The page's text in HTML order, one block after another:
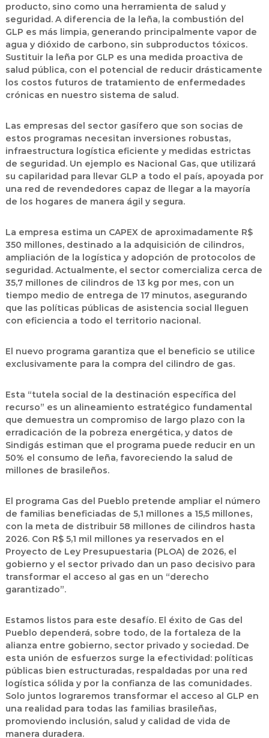
producto, sino como una herramienta de salud y
seguridad. A diferencia de la leña, la combustión del
GLP es más limpia, generando principalmente vapor de
agua y dióxido de carbono, sin subproductos tóxicos.
Sustituir la leña por GLP es una medida proactiva de
salud pública, con el potencial de reducir drásticamente
los costos futuros de tratamiento de enfermedades
crónicas en nuestro sistema de salud.
Las empresas del sector gasífero que son socias de
estos programas necesitan inversiones robustas,
infraestructura logística eficiente y medidas estrictas
de seguridad. Un ejemplo es Nacional Gas, que utilizará
su capilaridad para llevar GLP a todo el país, apoyada por
una red de revendedores capaz de llegar a la mayoría
de los hogares de manera ágil y segura.
La empresa estima un CAPEXde aproximadamente R$
350 millones, destinado a la adquisición de cilindros,
ampliación de la logística y adopción de protocolos de
seguridad. Actualmente, el sector comercializa cerca de
35,7 millones de cilindros de 13 kg por mes, con un
tiempo medio de entrega de 17 minutos, asegurando
que las políticas públicas de asistencia social lleguen
con eficiencia a todo el territorio nacional.
El nuevo programa garantiza que el beneficio se utilice
exclusivamente para la compra del cilindro de gas.
Esta “tutela social de la destinación específica del
recurso” es un alineamiento estratégico fundamental
que demuestra un compromiso de largo plazo con la
erradicación de la pobreza energética, y datos de
Sindigás estiman que el programa puede reducir en un
50% el consumo de leña, favoreciendo la salud de
millones de brasileños.
El programa Gas del Pueblo pretende ampliar el número
de familias beneficiadas de 5,1 millones a 15,5 millones,
con la meta de distribuir 58 millones de cilindros hasta
2026. Con R$ 5,1 mil millones ya reservados en el
Proyecto de Ley Presupuestaria (PLOA) de 2026, el
gobierno y el sector privado dan un paso decisivo para
transformar el acceso al gas en un “derecho
garantizado”.
Estamos listos para este desafío. El éxito de Gas del
Pueblo dependerá, sobre todo, de la fortaleza de la
alianza entre gobierno, sector privado y sociedad. De
esta unión de esfuerzos surge la efectividad: políticas
públicas bien estructuradas, respaldadas por una red
logística sólida y por la confianza de las comunidades.
Solo juntos lograremos transformar el acceso al GLP en
una realidad para todas las familias brasileñas,
promoviendo inclusión, salud y calidad de vida de
manera duradera.